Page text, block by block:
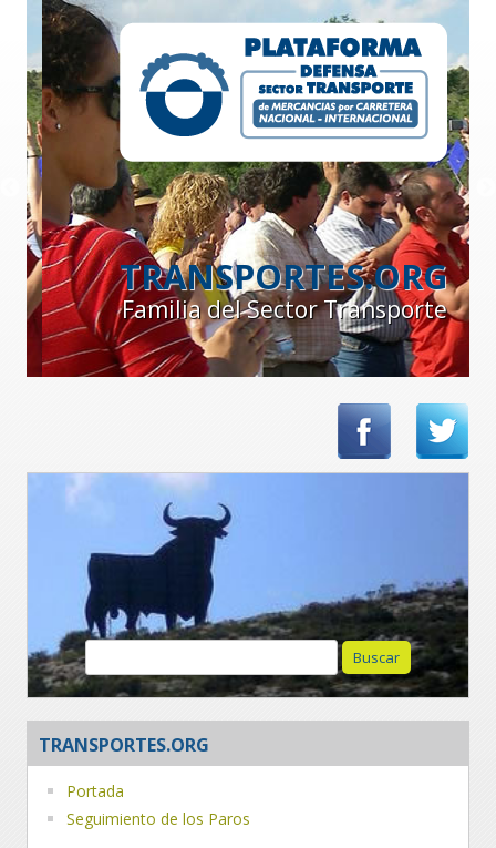
TRANSPORTES.ORG
Familia del Sector Transporte
Buscar:
TRANSPORTES.ORG
Portada
Seguimiento de los Paros